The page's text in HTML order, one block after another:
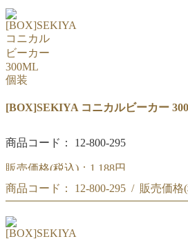
[BOX]SEKIYA コニカルビーカー 200ML 個装
[BOX]SEKIYA コニカルビーカー
商品コード： 12-800-295
販売価格(税込)： 1,188円
[BOX]SEKIYA コニカルビーカー
商品コード： 12-800-295 / 販売価格(
[BOX]SEKIYA コニカルビーカー 300ML 個装